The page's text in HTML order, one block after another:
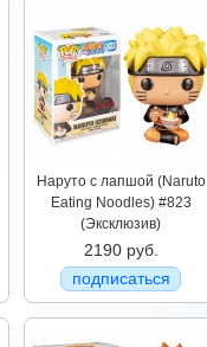
Наруто с лапшой (Naruto
Eating Noodles) #823
(Эксклюзив)
2190 руб.
подписаться